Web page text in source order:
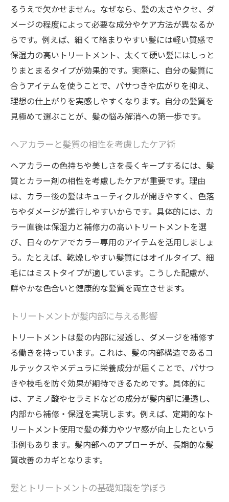
るうえで欠かせません。なぜなら、髪の太さやクセ、ダ
メージの程度によって必要な成分やケア方法が異なるか
らです。例えば、細くて絡まりやすい髪には軽い質感で
保湿力の高いトリートメント、太くて硬い髪にはしっと
りまとまるタイプが効果的です。実際に、自分の髪質に
合うアイテムを使うことで、パサつきや広がりを抑え、
理想の仕上がりを実感しやすくなります。自分の髪質を
見極めて選ぶことが、髪の悩み解消への第一歩です。
ヘアカラーと髪質の相性を考慮したケア術
ヘアカラーの色持ちや美しさを長くキープするには、髪
質とカラー剤の相性を考慮したケアが重要です。理由
は、カラー後の髪はキューティクルが開きやすく、色落
ちやダメージが進行しやすいからです。具体的には、カ
ラー直後は保湿力と補修力の高いトリートメントを選
び、日々のケアでカラー専用のアイテムを活用しましょ
う。たとえば、乾燥しやすい髪質にはオイルタイプ、細
毛にはミストタイプが適しています。こうした配慮が、
鮮やかな色合いと健康的な髪質を両立させます。
トリートメントが髪内部に与える影響
トリートメントは髪の内部に浸透し、ダメージを補修す
る働きを持っています。これは、髪の内部構造であるコ
ルテックスやメデュラに栄養成分が届くことで、パサつ
きや枝毛を防ぐ効果が期待できるためです。具体的に
は、アミノ酸やセラミドなどの成分が髪内部に浸透し、
内部から補修・保湿を実現します。例えば、定期的なト
リートメント使用で髪の弾力やツヤ感が向上したという
事例もあります。髪内部へのアプローチが、長期的な髪
質改善のカギとなります。
髪とトリートメントの基礎知識を学ぼう